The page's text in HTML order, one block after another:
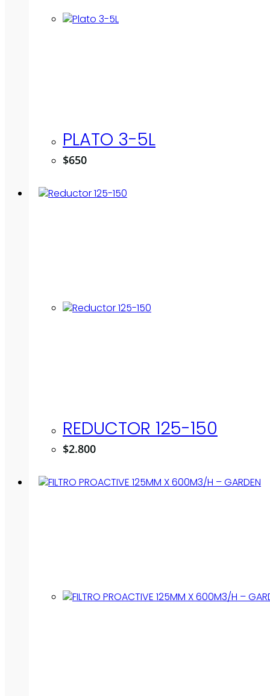
PLATO 3-5L
$650
REDUCTOR 125-150
$2.800